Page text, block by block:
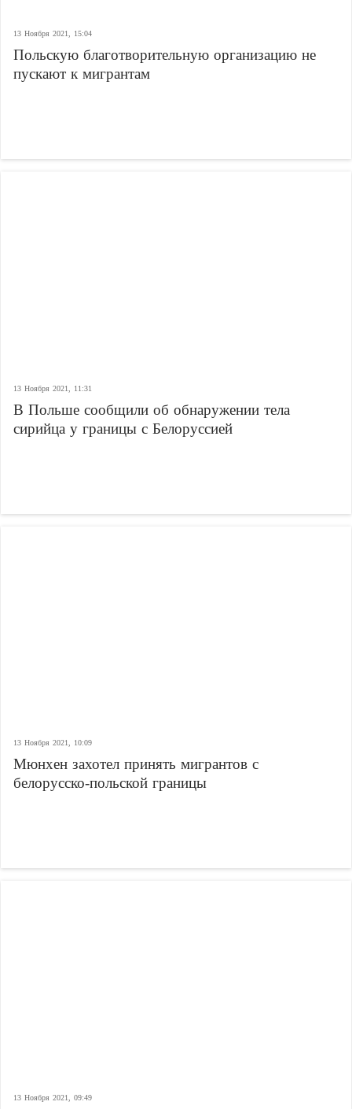
13 Ноября 2021, 15:04
Польскую благотворительную организацию не
пускают к мигрантам
13 Ноября 2021, 11:31
В Польше сообщили об обнаружении тела
сирийца у границы с Белоруссией
13 Ноября 2021, 10:09
Мюнхен захотел принять мигрантов с
белорусско-польской границы
13 Ноября 2021, 09:49